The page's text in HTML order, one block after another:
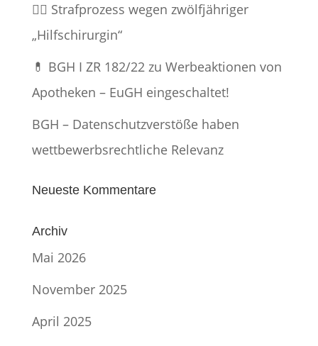
👨‍⚕️ Strafprozess wegen zwölfjähriger
„Hilfschirurgin“
💊 BGH I ZR 182/22 zu Werbeaktionen von
Apotheken – EuGH eingeschaltet!
BGH – Datenschutzverstöße haben
wettbewerbsrechtliche Relevanz
Neueste Kommentare
Archiv
Mai 2026
November 2025
April 2025